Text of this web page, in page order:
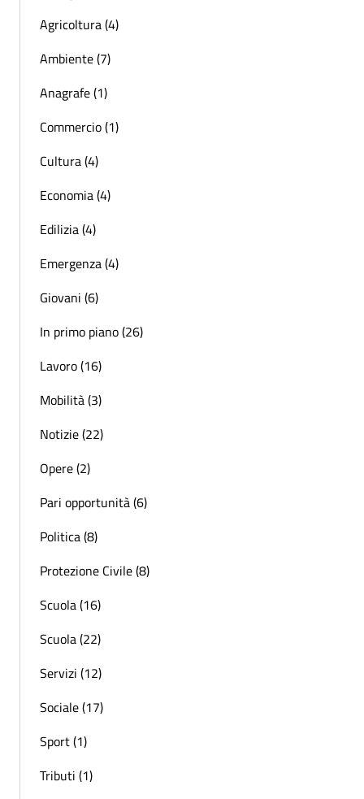
Agricoltura (4)
Ambiente (7)
Anagrafe (1)
Commercio (1)
Cultura (4)
Economia (4)
Edilizia (4)
Emergenza (4)
Giovani (6)
In primo piano (26)
Lavoro (16)
Mobilità (3)
Notizie (22)
Opere (2)
Pari opportunità (6)
Politica (8)
Protezione Civile (8)
Scuola (16)
Scuola (22)
Servizi (12)
Sociale (17)
Sport (1)
Tributi (1)